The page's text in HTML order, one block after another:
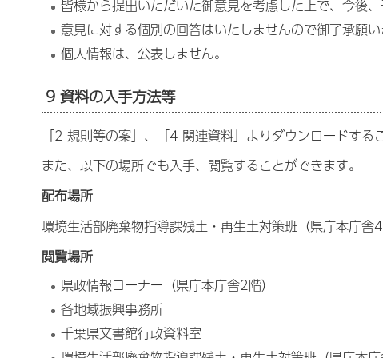
皆様から提出いただいた御意見を考慮した上で、今後
意見に対する個別の回答はいたしませんので御了承願い
個人情報は、公表しません。
9 資料の入手方法等
「2 規則等の案」、「4 関連資料」よりダウンロードする
また、以下の場所でも入手、閲覧することができます。
配布場所
環境生活部廃棄物指導課残土・再生土対策班（県庁本庁舎4
閲覧場所
県政情報コーナー（県庁本庁舎2階）
各地域振興事務所
千葉県文書館行政資料室